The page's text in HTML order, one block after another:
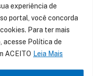
experiência de
portal, você concorda
Para ter mais
acesse Política de
ACEITO Leia Mais
de São João da Varjota